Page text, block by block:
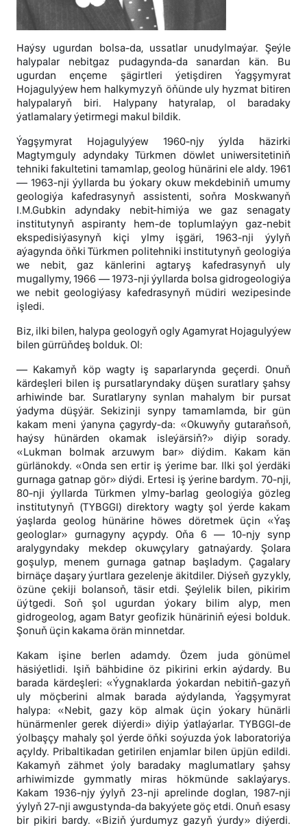
Haýsy ugurdan bolsa-da, ussatlar unudylmaýar. Şeýle
halypalar nebitgaz pudagynda-da sanardan kän. Bu
ugurdan ençeme şägirtleri ýetişdiren Ýagşymyrat
Hojagulyýew hem halkymyzyň öňünde uly hyzmat bitiren
halypalaryň biri. Halypany hatyralap, ol baradaky
ýatlamalary ýetirmegi makul bildik.
Ýagşymyrat Hojagulyýew 1960-njy ýylda häzirki
Magtymguly adyndaky Türkmen döwlet uniwersitetiniň
tehniki fakultetini tamamlap, geolog hünärini ele aldy. 1961
— 1963-nji ýyllarda bu ýokary okuw mekdebiniň umumy
geologiýa kafedrasynyň assistenti, soňra Moskwanyň
I.M.Gubkin adyndaky nebit-himiýa we gaz senagaty
institutynyň aspiranty hem-de toplumlaýyn gaz-nebit
ekspedisiýasynyň kiçi ylmy işgäri, 1963-nji ýylyň
aýagynda öňki Türkmen politehniki institutynyň geologiýa
we nebit, gaz känlerini agtaryş kafedrasynyň uly
mugallymy, 1966 — 1973-nji ýyllarda bolsa gidrogeologiýa
we nebit geologiýasy kafedrasynyň müdiri wezipesinde
işledi.
Biz, ilki bilen, halypa geologyň ogly Agamyrat Hojagulyýew
bilen gürrüňdeş bolduk. Ol:
— Kakamyň köp wagty iş saparlarynda geçerdi. Onuň
kärdeşleri bilen iş pursatlaryndaky düşen suratlary şahsy
arhiwinde bar. Suratlaryny synlan mahalym bir pursat
ýadyma düşýär. Sekizinji synpy tamamlamda, bir gün
kakam meni ýanyna çagyrdy-da: «Okuwyňy gutaraňsoň,
haýsy hünärden okamak isleýärsiň?» diýip sorady.
«Lukman bolmak arzuwym bar» diýdim. Kakam kän
gürlänokdy. «Onda sen ertir iş ýerime bar. Ilki şol ýerdäki
gurnaga gatnap gör» diýdi. Ertesi iş ýerine bardym. 70-nji,
80-nji ýyllarda Türkmen ylmy-barlag geologiýa gözleg
institutynyň (TYBGGI) direktory wagty şol ýerde kakam
ýaşlarda geolog hünärine höwes döretmek üçin «Ýaş
geologlar» gurnagyny açypdy. Oňa 6 — 10-njy synp
aralygyndaky mekdep okuwçylary gatnaýardy. Şolara
goşulyp, menem gurnaga gatnap başladym. Çagalary
birnäçe daşary ýurtlara gezelenje äkitdiler. Diýseň gyzykly,
özüne çekiji bolansoň, täsir etdi. Şeýlelik bilen, pikirim
üýtgedi. Soň şol ugurdan ýokary bilim alyp, men
gidrogeolog, agam Batyr geofizik hünäriniň eýesi bolduk.
Şonuň üçin kakama örän minnetdar.
Kakam işine berlen adamdy. Özem juda gönümel
häsiýetlidi. Işiň bähbidine öz pikirini erkin aýdardy. Bu
barada kärdeşleri: «Ýygnaklarda ýokardan nebitiň-gazyň
uly möçberini almak barada aýdylanda, Ýagşymyrat
halypa: «Nebit, gazy köp almak üçin ýokary hünärli
hünärmenler gerek diýerdi» diýip ýatlaýarlar. TYBGGI-de
ýolbaşçy mahaly şol ýerde öňki soýuzda ýok laboratoriýa
açyldy. Pribaltikadan getirilen enjamlar bilen üpjün edildi.
Kakamyň zähmet ýoly baradaky maglumatlary şahsy
arhiwimizde gymmatly miras hökmünde saklaýarys.
Kakam 1936-njy ýylyň 23-nji aprelinde doglan, 1987-nji
ýylyň 27-nji awgustynda-da bakyýete göç etdi. Onuň esasy
bir pikiri bardy. «Biziň ýurdumyz gazyň ýurdy» diýerdi.